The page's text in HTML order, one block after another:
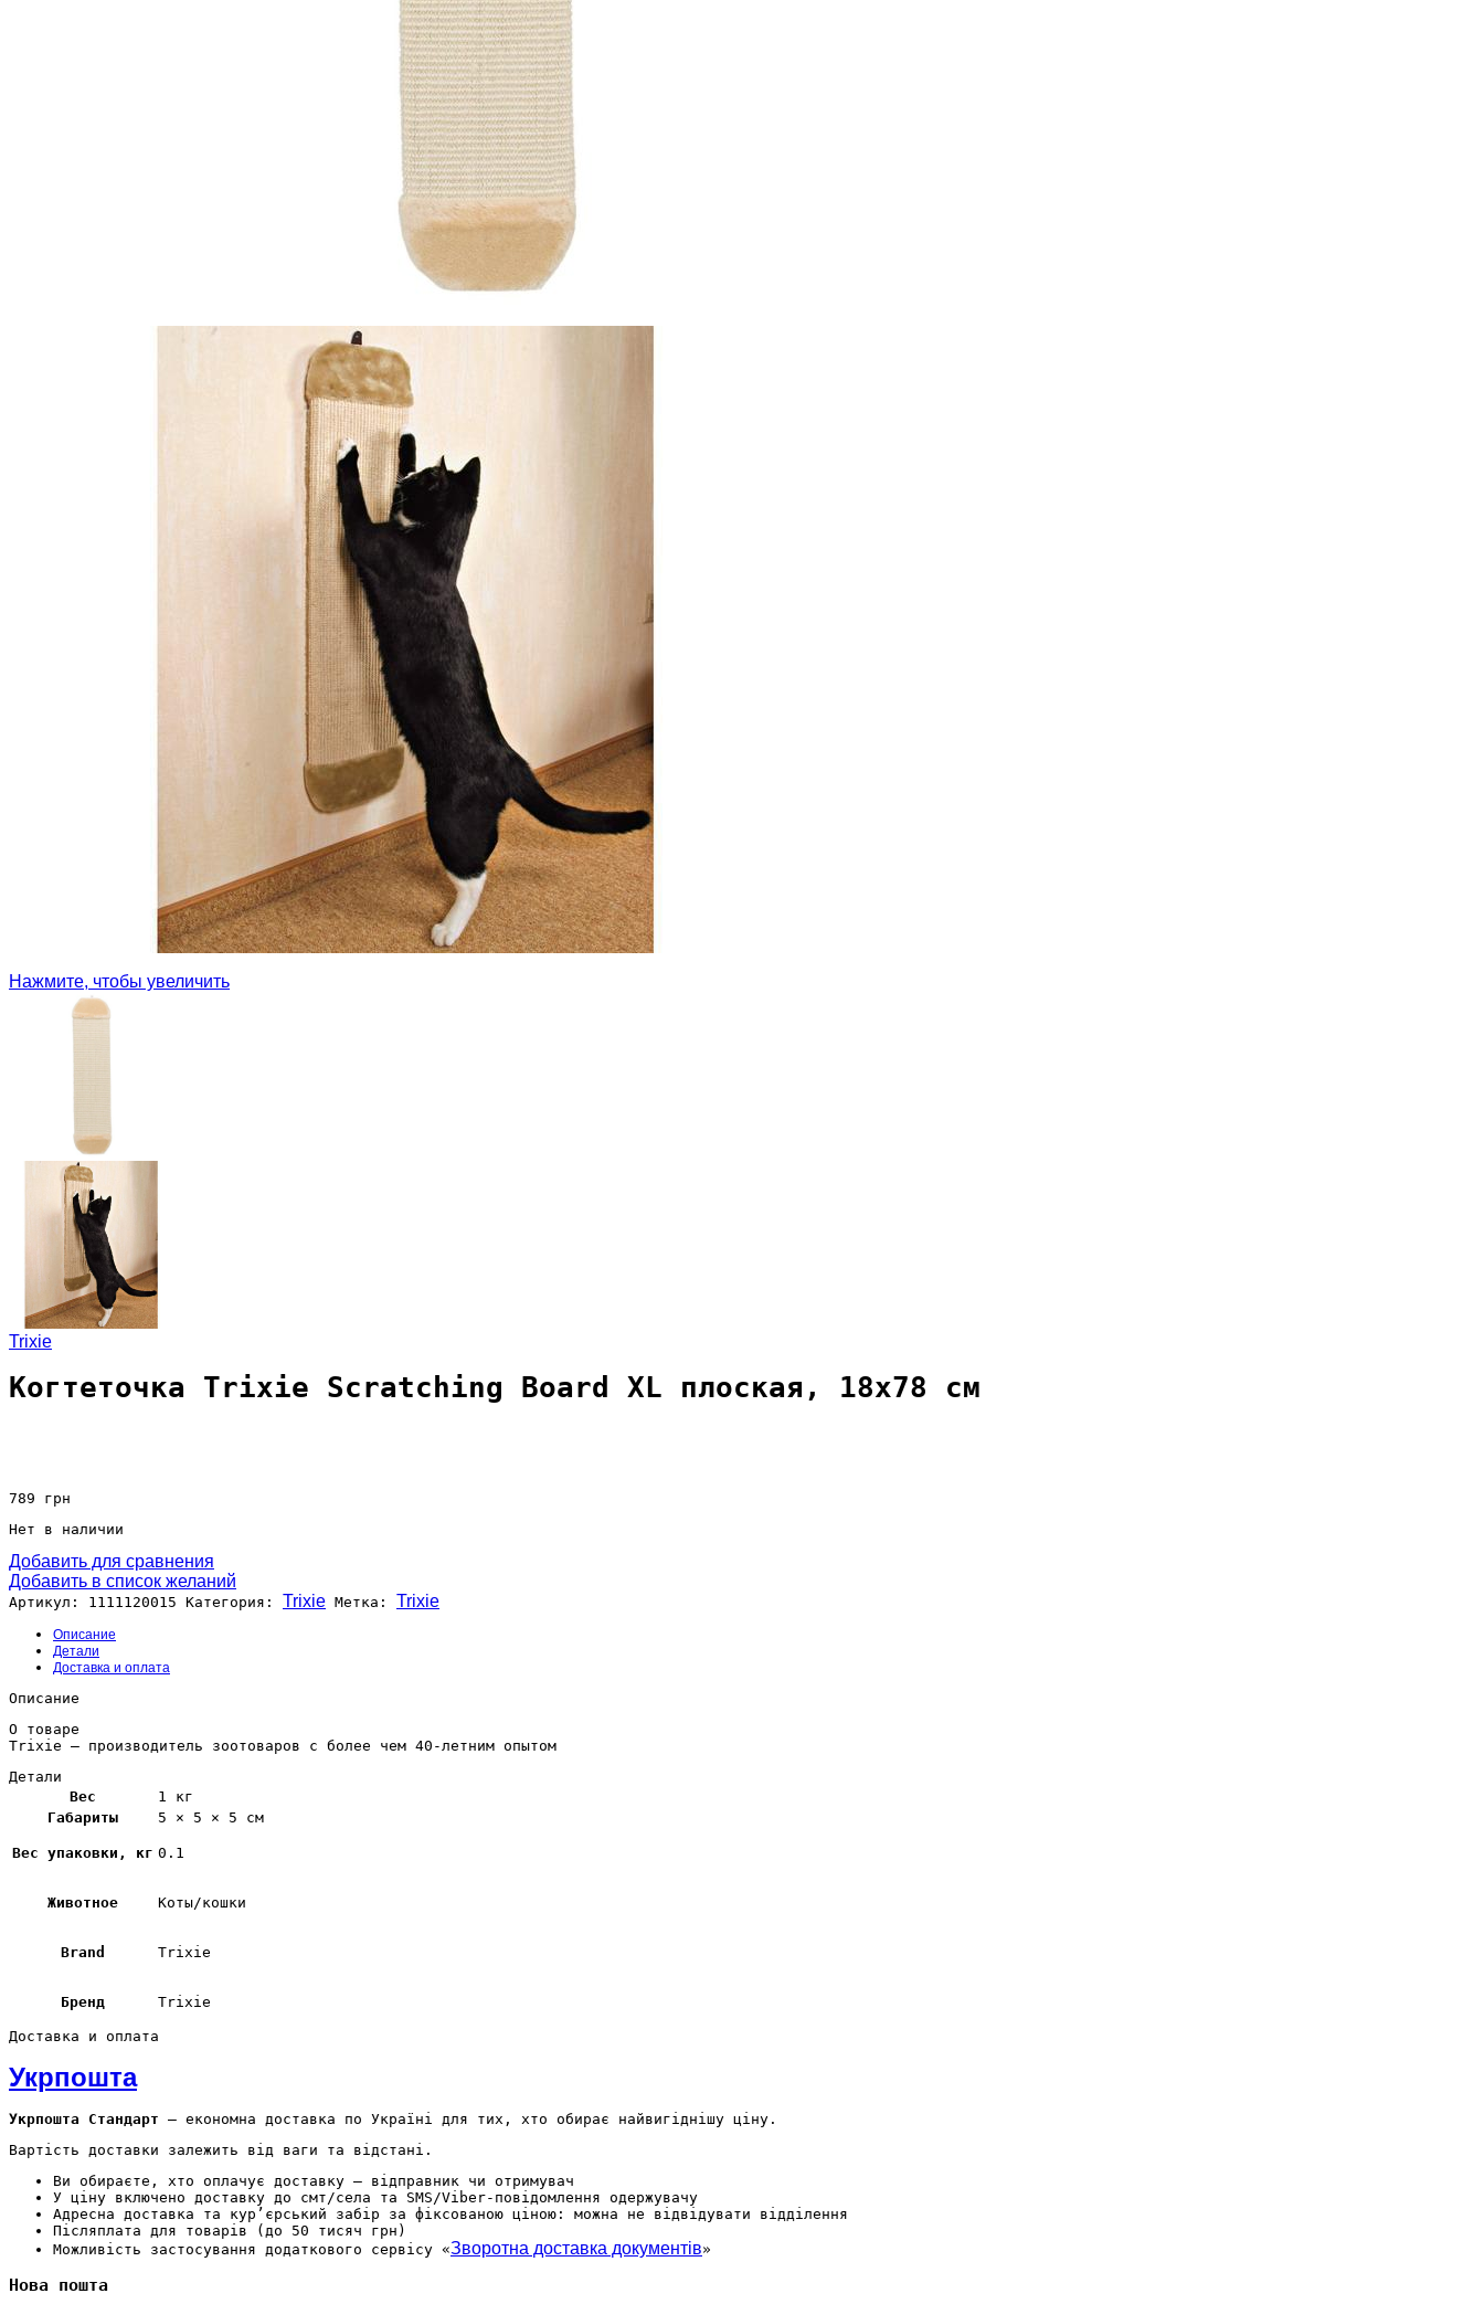
Нажмите, чтобы увеличить
Trixie
Когтеточка Trixie Scratching Board XL плоская, 18х78 см
789 грн
Нет в наличии
Добавить для сравнения
Добавить в список желаний
Артикул: 1111120015 Категория: Trixie Метка: Trixie
Описание
Детали
Доставка и оплата
Описание
О товаре
Trixie — производитель зоотоваров с более чем 40-летним опытом
Детали
Вес
1 кг
Габариты
5 × 5 × 5 см
Вес упаковки, кг 0.1
Животное Коты/кошки
Brand Trixie
Бренд Trixie
Доставка и оплата
Укрпошта
Укрпошта Стандарт — економна доставка по Україні для тих, хто обирає найвигіднішу ціну.
Вартість доставки залежить від ваги та відстані.
Ви обираєте, хто оплачує доставку — відправник чи отримувач
У ціну включено доставку до смт/села та SMS/Viber-повідомлення одержувачу
Адресна доставка та кур’єрський забір за фіксованою ціною: можна не відвідувати відділення
Післяплата для товарів (до 50 тисяч грн)
Можливість застосування додаткового сервісу «Зворотна доставка документів»
Нова пошта